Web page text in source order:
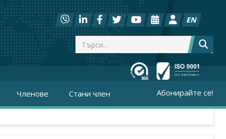
EN
Членове Стани член Абонирайте се!